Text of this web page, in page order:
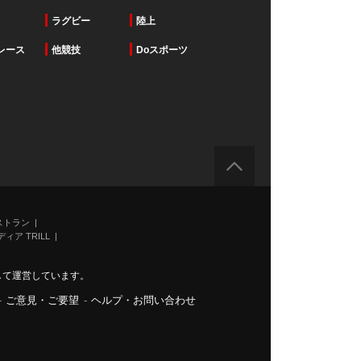
ラグビー 陸上
ース 他競技 Doスポーツ
ラン
ィア TRILL
運営しています。
ご意見・ご要望 - ヘルプ・お問い合わせ